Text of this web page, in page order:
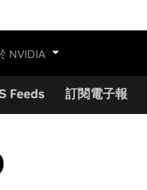
NVIDIA
Feeds 訂閱電子報